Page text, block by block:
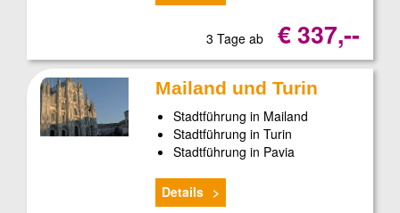
3 Tage ab € 337,--
Mailand und Turin
Stadtführung in Mailand
Stadtführung in Turin
Stadtführung in Pavia
Details